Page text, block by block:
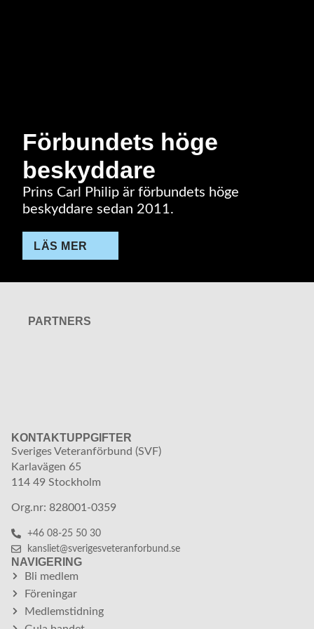
Förbundets höge
beskyddare
Prins Carl Philip är förbundets höge
beskyddare sedan 2011.
LÄS MER
PARTNERS
KONTAKTUPPGIFTER
Sveriges Veteranförbund (SVF)
Karlavägen 65
114 49 Stockholm
Org.nr: 828001-0359
+46 08-25 50 30
kansliet@sverigesveteranforbund.se
NAVIGERING
Bli medlem
Föreningar
Medlemstidning